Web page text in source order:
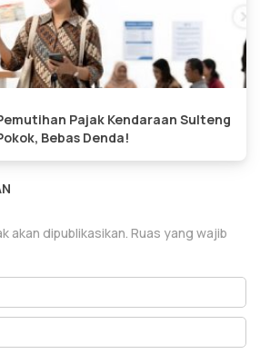
Pajak Kendaraan Sulteng
Bebas Denda!
akan dipublikasikan. Ruas yang wajib